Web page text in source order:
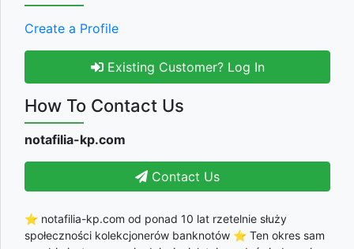
Create a Profile
Existing Customer? Log In
How To Contact Us
notafilia-kp.com
Contact Us
⭐ notafilia-kp.com od ponad 10 lat rzetelnie służy
społeczności kolekcjonerów banknotów ⭐ Ten okres sam